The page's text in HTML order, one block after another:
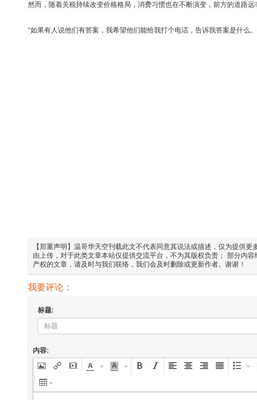
然而，随着关税持续改变价格格局，消费习惯也在不断演变，前方的道路
“如果有人说他们有答案，我希望他们能给我打个电话，告诉我答案是什么。
【郑重声明】温哥华天空刊载此文不代表同意其说法或描述，仅为提供
由上传，对于此类文章本站仅提供交流平台，不为其版权负责； 部分内
产权的文章，请及时与我们联络，我们会及时删除或更新作者。谢谢！
我要评论：
标题:
内容: